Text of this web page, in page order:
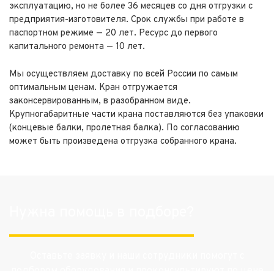
эксплуатацию, но не более 36 месяцев со дня отгрузки с
предприятия-изготовителя. Срок службы при работе в
паспортном режиме — 20 лет. Ресурс до первого
капитального ремонта — 10 лет.
Мы осуществляем доставку по всей России по самым
оптимальным ценам. Кран отгружается
законсервированным, в разобранном виде.
Крупногабаритные части крана поставляются без упаковки
(концевые балки, пролетная балка). По согласованию
может быть произведена отгрузка собранного крана.